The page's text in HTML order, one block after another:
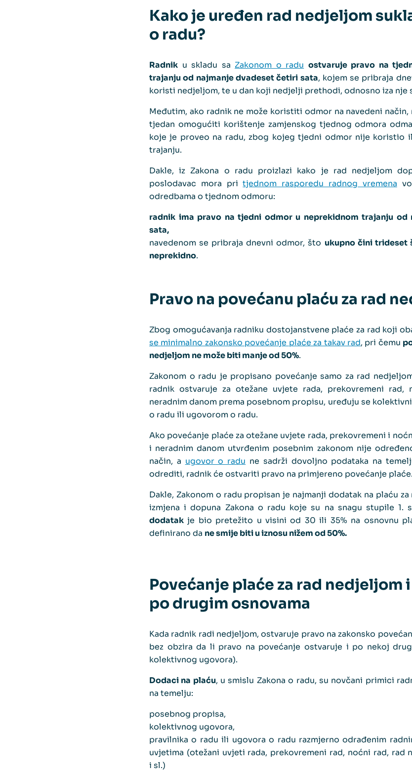
Kako je uređen rad nedjeljom
o radu?
Radnik u skladu sa Zakonom o radu ostvaruje pravo na
trajanju od najmanje dvadeset četiri sata, kojem se pribraja
koristi nedjeljom, te u dan koji nedjelji prethodi, odnosno iza nje
Međutim, ako radnik ne može koristiti odmor na navedeni način,
tjedan omogućiti korištenje zamjenskog tjednog odmora
koje je proveo na radu, zbog kojeg tjedni odmor nije koristio
trajanju.
Dakle, iz Zakona o radu proizlazi kako je rad nedjeljom
poslodavac mora pritjednom rasporedu radnog vremena
odredbama o tjednom odmoru:
radnik ima pravo na tjedni odmor u neprekidnom trajanju od
sata,
navedenom se pribraja dnevni odmor, što ukupno čini trideset
neprekidno.
Pravo na povećanu plaću za rad
Zbog omogućavanja radniku dostojanstvene plaće za rad koji
se minimalno zakonsko povećanje plaće za takav rad, pri čemu
nedjeljom ne može biti manje od 50%.
Zakonom o radu je propisano povećanje samo za rad
radnik ostvaruje za otežane uvjete rada, prekovremeni rad,
neradnim danom prema posebnom propisu, uređuju se
o radu ili ugovorom o radu.
Ako povećanje plaće za otežane uvjete rada, prekovremeni i
i neradnim danom utvrđenim posebnim zakonom nije
način, a ugovor o radu ne sadrži dovoljno podataka na
odrediti, radnik će ostvariti pravo na primjereno povećanje plaće.
Dakle, Zakonom o radu propisan je najmanji dodatak na plaću
izmjena i dopuna Zakona o radu koje su na snagu stupile 1.
dodatak je bio pretežito u visini od 30 ili 35% na osnovnu
definirano da ne smije biti u iznosu nižem od 50%.
Povećanje plaće za rad nedjeljom
po drugim osnovama
Kada radnik radi nedjeljom, ostvaruje pravo na zakonsko
bez obzira da li pravo na povećanje ostvaruje i po nekoj
kolektivnog ugovora).
Dodaci na plaću, u smislu Zakona o radu, su novčani primici
na temelju:
posebnog propisa,
kolektivnog ugovora,
pravilnika o radu ili ugovora o radu razmjerno odrađenim
uvjetima (otežani uvjeti rada, prekovremeni rad, noćni rad, rad
i sl.)